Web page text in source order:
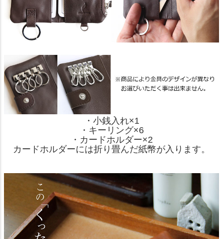
・小銭入れ×1
・キーリング×6
・カードホルダー×2
カードホルダーには折り畳んだ紙幣が入ります。